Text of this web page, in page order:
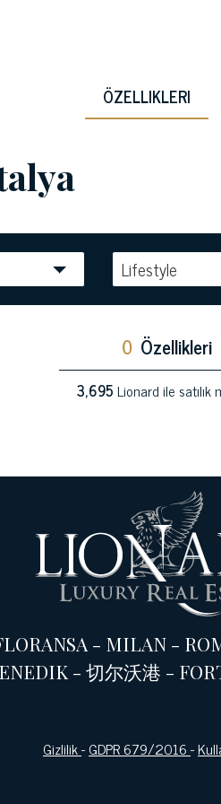
ÖZELLIKLERI
Lifestyle
0 Özellikleri
3,695Lionard ile satılık
- MILAN -
- 切尔沃港 -
Gizlilik-GDPR 679/2016-